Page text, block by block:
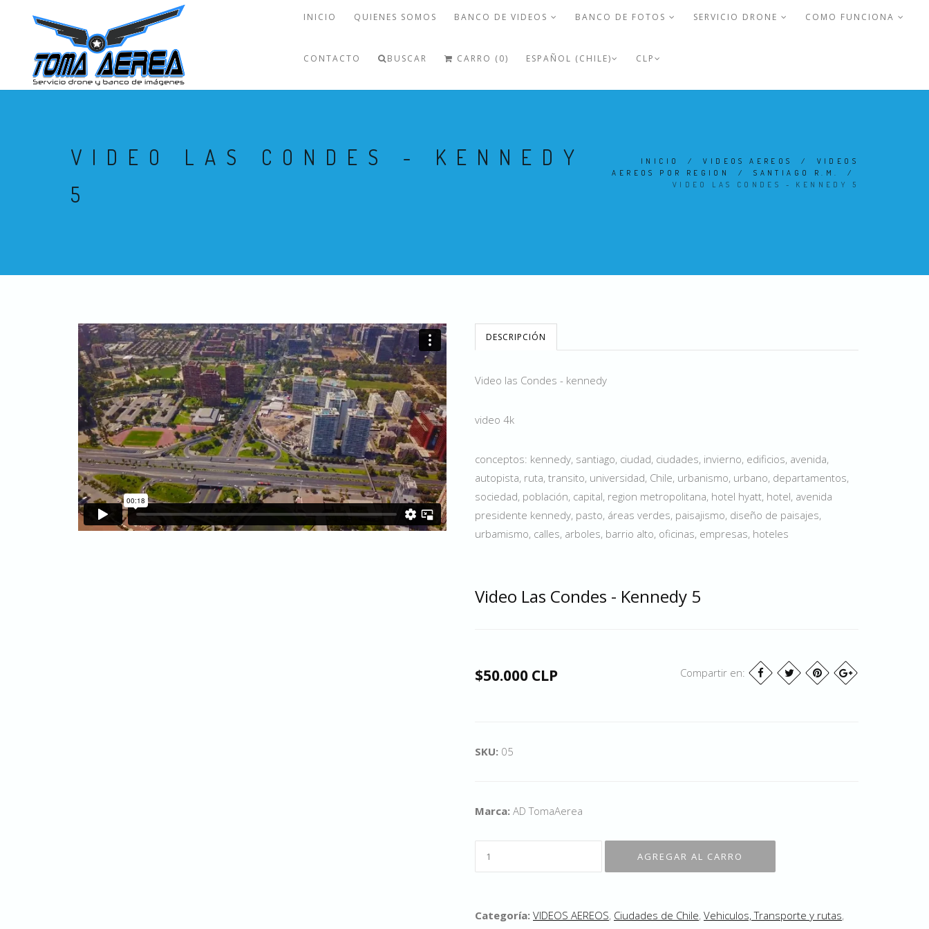
INICIO QUIENES SOMOS BANCO DE VIDEOS BANCO DE FOTOS SERVICIO DRONE COMO FUNCIONA
CONTACTO BUSCAR CARRO (0) ESPAÑOL (CHILE) CLP
VIDEO LAS CONDES - KENNEDY
5
INICIO /VIDEOS AEREOS / VIDEOS
AEREOS POR REGION
/SANTIAGO R.M.
/
VIDEO LAS CONDES - KENNEDY 5
DESCRIPCIÓN
Video las Condes - kennedy
video 4k
conceptos: kennedy, santiago, ciudad, ciudades, invierno, edificios, avenida,
autopista, ruta, transito, universidad, Chile, urbanismo, urbano, departamentos,
sociedad, población, capital, region metropolitana, hotel hyatt, hotel, avenida
presidente kennedy, pasto, áreas verdes, paisajismo, diseño de paisajes,
urbamismo, calles, arboles, barrio alto, oficinas, empresas, hoteles
Video Las Condes - Kennedy 5
$50.000 CLP Compartir en:
SKU: 05
Marca: AD TomaAerea
Categoría: VIDEOS AEREOS, Ciudades de Chile, Vehiculos, Transporte y rutas,